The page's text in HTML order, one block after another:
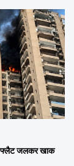
फ्लैट जलकर खाक